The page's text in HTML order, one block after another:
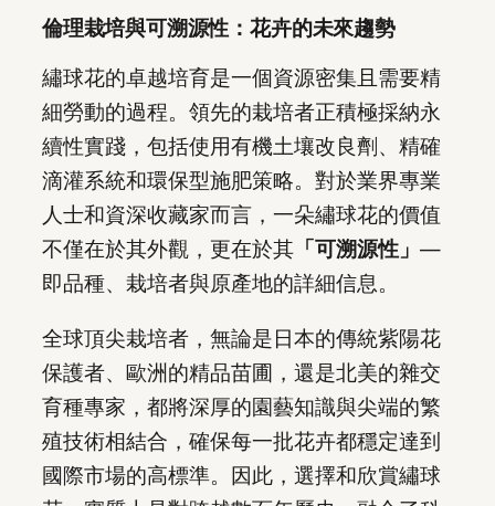
倫理栽培與可溯源性：花卉的未來趨勢
繡球花的卓越培育是一個資源密集且需要精
細勞動的過程。領先的栽培者正積極採納永
續性實踐，包括使用有機土壤改良劑、精確
滴灌系統和環保型施肥策略。對於業界專業
人士和資深收藏家而言，一朵繡球花的價值
不僅在於其外觀，更在於其 「可溯源性」 —
即品種、栽培者與原產地的詳細信息。
全球頂尖栽培者，無論是日本的傳統紫陽花
保護者、歐洲的精品苗圃，還是北美的雜交
育種專家，都將深厚的園藝知識與尖端的繁
殖技術相結合，確保每一批花卉都穩定達到
國際市場的高標準。因此，選擇和欣賞繡球